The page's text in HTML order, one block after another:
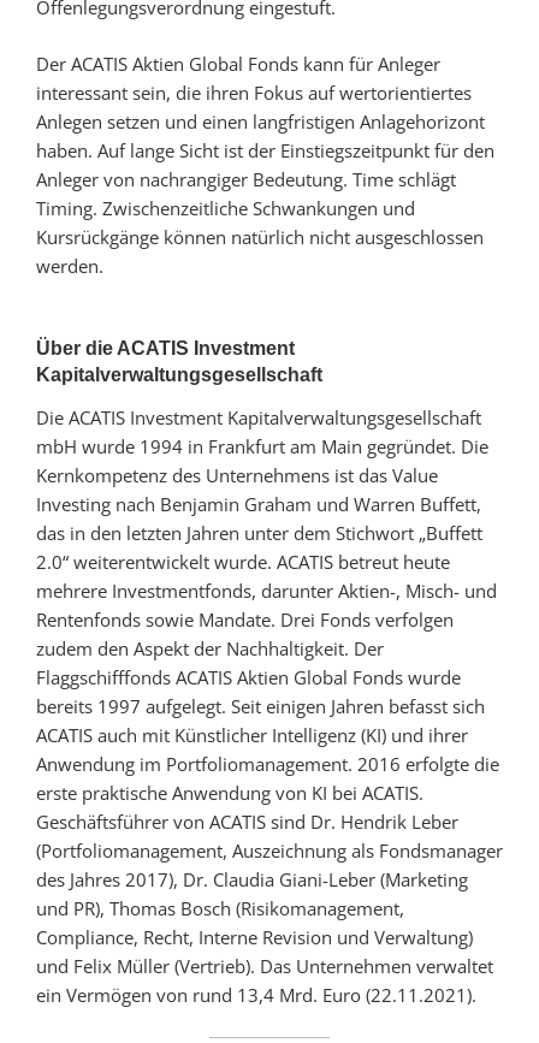
Offenlegungsverordnung eingestuft.
Der ACATIS Aktien Global Fonds kann für Anleger
interessant sein, die ihren Fokus auf wertorientiertes
Anlegen setzen und einen langfristigen Anlagehorizont
haben. Auf lange Sicht ist der Einstiegszeitpunkt für den
Anleger von nachrangiger Bedeutung. Time schlägt
Timing. Zwischenzeitliche Schwankungen und
Kursrückgänge können natürlich nicht ausgeschlossen
werden.
Über die ACATIS Investment
Kapitalverwaltungsgesellschaft
Die ACATIS Investment Kapitalverwaltungsgesellschaft
mbH wurde 1994 in Frankfurt am Main gegründet. Die
Kernkompetenz des Unternehmens ist das Value
Investing nach Benjamin Graham und Warren Buffett,
das in den letzten Jahren unter dem Stichwort „Buffett
2.0“ weiterentwickelt wurde. ACATIS betreut heute
mehrere Investmentfonds, darunter Aktien-, Misch- und
Rentenfonds sowie Mandate. Drei Fonds verfolgen
zudem den Aspekt der Nachhaltigkeit. Der
Flaggschifffonds ACATIS Aktien Global Fonds wurde
bereits 1997 aufgelegt. Seit einigen Jahren befasst sich
ACATIS auch mit Künstlicher Intelligenz (KI) und ihrer
Anwendung im Portfoliomanagement. 2016 erfolgte die
erste praktische Anwendung von KI bei ACATIS.
Geschäftsführer von ACATIS sind Dr. Hendrik Leber
(Portfoliomanagement, Auszeichnung als Fondsmanager
des Jahres 2017), Dr. Claudia Giani-Leber (Marketing
und PR), Thomas Bosch (Risikomanagement,
Compliance, Recht, Interne Revision und Verwaltung)
und Felix Müller (Vertrieb). Das Unternehmen verwaltet
ein Vermögen von rund 13,4 Mrd. Euro (22.11.2021).